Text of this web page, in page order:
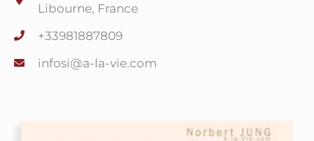
Libourne, France
+33981887809
moc.eiv-al-a
@isofni